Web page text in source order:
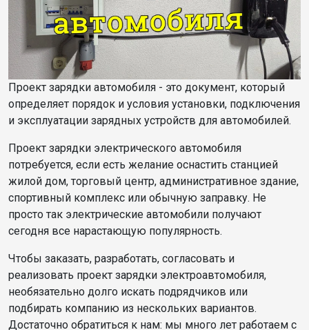
Проект зарядки автомобиля - это документ, который
определяет порядок и условия установки, подключения
и эксплуатации зарядных устройств для автомобилей.
Проект зарядки электрического автомобиля
потребуется, если есть желание оснастить станцией
жилой дом, торговый центр, административное здание,
спортивный комплекс или обычную заправку. Не
просто так электрические автомобили получают
сегодня все нарастающую популярность.
Чтобы заказать, разработать, согласовать и
реализовать проект зарядки электроавтомобиля,
необязательно долго искать подрядчиков или
подбирать компанию из нескольких вариантов.
Достаточно обратиться к нам: мы много лет работаем с